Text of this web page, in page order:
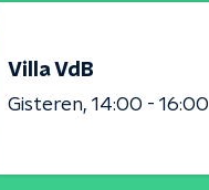
Villa VdB
Gisteren 14:00 - 16:00